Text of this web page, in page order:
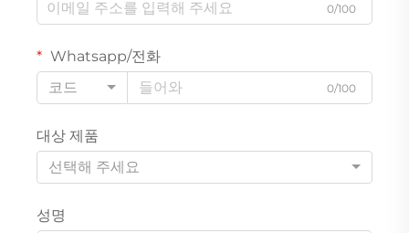
0/100
Whatsapp/전화
코드
0/100
대상 제품
선택해 주세요
성명